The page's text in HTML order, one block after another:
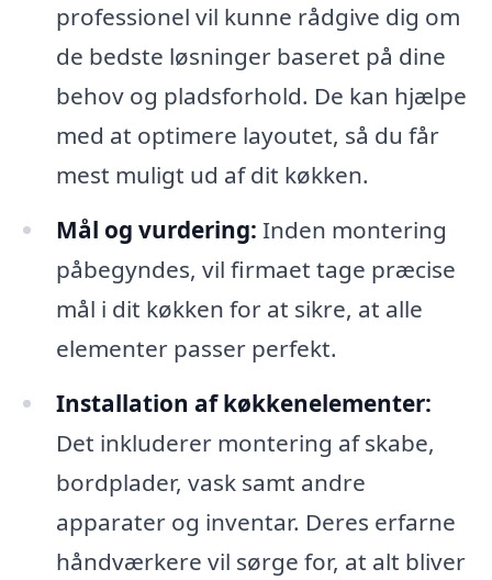
professionel vil kunne rådgive dig om
de bedste løsninger baseret på dine
behov og pladsforhold. De kan hjælpe
med at optimere layoutet, så du får
mest muligt ud af dit køkken.
Mål og vurdering: Inden montering
påbegyndes, vil firmaet tage præcise
mål i dit køkken for at sikre, at alle
elementer passer perfekt.
Installation af køkkenelementer:
Det inkluderer montering af skabe,
bordplader, vask samt andre
apparater og inventar. Deres erfarne
håndværkere vil sørge for, at alt bliver